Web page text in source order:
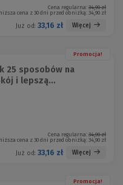
Cena regularna: 34,90 zł
cena z 30 dni przed obniżką:34,90 zł
Już od: 33,16 zł Więcej
Promocja!
25 sposobów na
i lepszą...
Cena regularna: 34,90 zł
cena z 30 dni przed obniżką:34,90 zł
Już od: 33,16 zł Więcej
Promocja!